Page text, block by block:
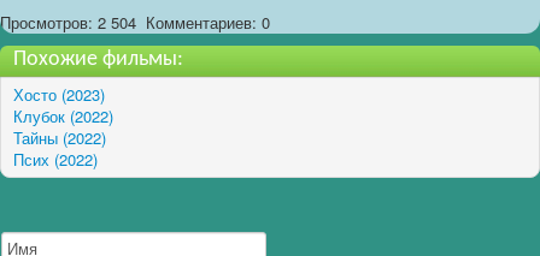
Просмотров: 2 504 Комментариев: 0
Похожие фильмы:
Хосто (2023)
Клубок (2022)
Тайны (2022)
Псих (2022)